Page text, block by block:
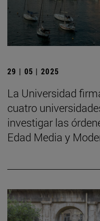
29 | 05 | 2025
La Universidad
cuatro
investigar las
Edad Media y